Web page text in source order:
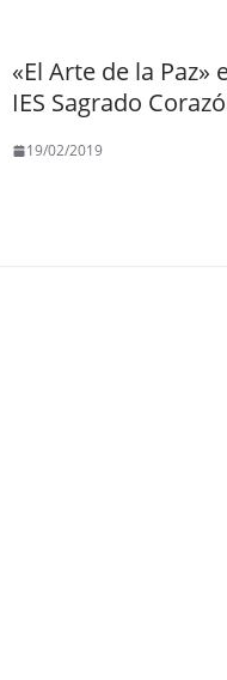
«El Arte de la Paz»
IES Sagrado
19/02/2019